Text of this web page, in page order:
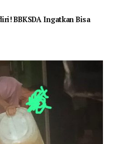
BBKSDA Ingatkan Bisa